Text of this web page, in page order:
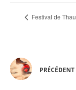
Festival de Thau
PRÉCÉDENT